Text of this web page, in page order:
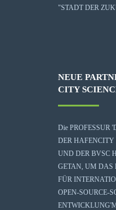
"STADT DER
NEUE
CITY
Die PROFESSUR
DER
UND DER BVSC
GETAN, UM DAS
FÜR
OPEN-SOURCE-
ENTWICKLUNG